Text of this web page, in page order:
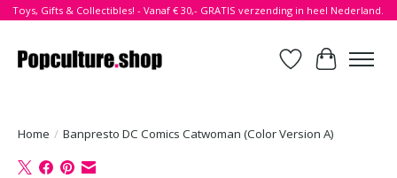
Toys, Gifts & Collectibles! - Vanaf € 30,- GRATIS verzending in heel Nederland.
Verlanglijst
Home / Banpresto DC Comics Catwoman (Color Version A)